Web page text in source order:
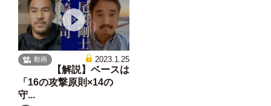
動画 2023.1.25
【解説】ベースは
「16の攻撃原則×14の
守...